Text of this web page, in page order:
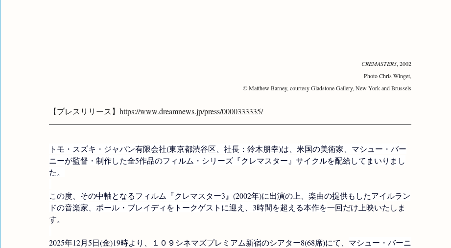
CREMASTER3, 2002
Photo Chris Winget,
© Matthew Barney, courtesy Gladstone Gallery, New York and Brussels
【プレスリリース】 https://www.dreamnews.jp/press/0000333335/
トモ・スズキ・ジャパン有限会社(東京都渋谷区、社長：鈴木朋幸)は、米国の美術家、マシュー・バー
ニーが監督・制作した全5作品のフィルム・シリーズ『クレマスター』サイクルを配給してまいりまし
た。
この度、その中軸となるフィルム『クレマスター3』(2002年)に出演の上、楽曲の提供もしたアイルラン
ドの音楽家、ポール・ブレイディをトークゲストに迎え、3時間を超える本作を一回だけ上映いたしま
す。
2025年12月5日(金)19時より、１０９シネマズプレミアム新宿のシアター8(68席)にて、 マシュー・バーニ